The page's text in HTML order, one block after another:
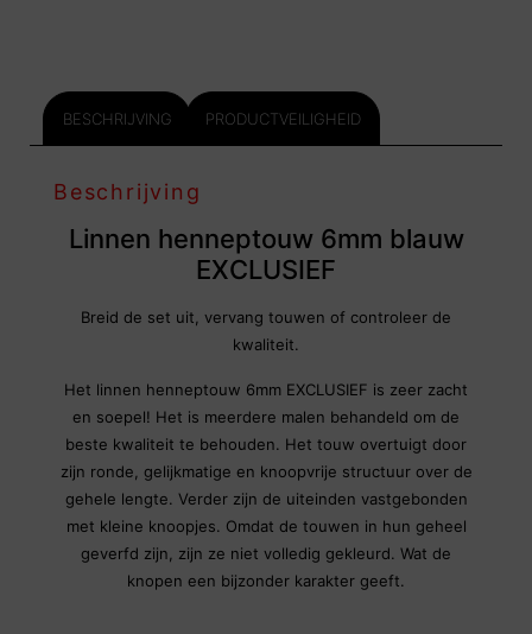
BESCHRIJVING PRODUCTVEILIGHEID
Beschrijving
Linnen henneptouw 6mm blauw
EXCLUSIEF
Breid de set uit, vervang touwen of controleer de
kwaliteit.
Het linnen henneptouw 6mm EXCLUSIEF is zeer zacht
en soepel! Het is meerdere malen behandeld om de
beste kwaliteit te behouden. Het touw overtuigt door
zijn ronde, gelijkmatige en knoopvrije structuur over de
gehele lengte. Verder zijn de uiteinden vastgebonden
met kleine knoopjes. Omdat de touwen in hun geheel
geverfd zijn, zijn ze niet volledig gekleurd. Wat de
knopen een bijzonder karakter geeft.